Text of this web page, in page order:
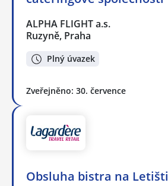
ALPHA FLIGHT a.s.
Ruzyně, Praha
Plný úvazek
Zveřejněno: 30. července
Obsluha bistra na Letišti